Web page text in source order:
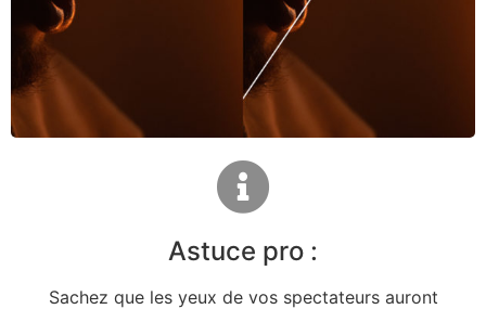
Astuce pro :
Sachez que les yeux de vos spectateurs auront